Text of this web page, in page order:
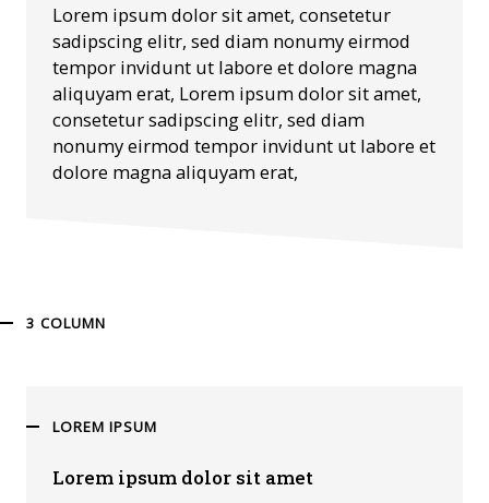
Lorem ipsum dolor sit amet, consetetur
sadipscing elitr, sed diam nonumy eirmod
tempor invidunt ut labore et dolore magna
aliquyam erat, Lorem ipsum dolor sit amet,
consetetur sadipscing elitr, sed diam
nonumy eirmod tempor invidunt ut labore et
dolore magna aliquyam erat,
3 COLUMN
LOREM IPSUM
Lorem ipsum dolor sit amet